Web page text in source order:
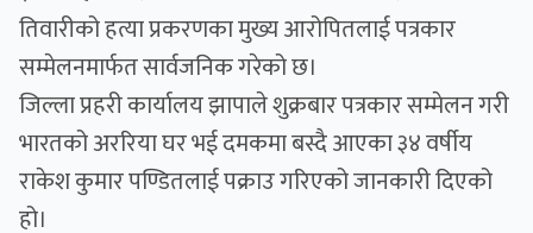
तिवारीको हत्या प्रकरणका मुख्य आरोपितलाई पत्रकार
सम्मेलनमार्फत सार्वजनिक गरेको छ।
जिल्ला प्रहरी कार्यालय झापाले शुक्रबार पत्रकार सम्मेलन गरी
भारतको अररिया घर भई दमकमा बस्दै आएका ३४ वर्षीय
राकेश कुमार पण्डितलाई पक्राउ गरिएको जानकारी दिएको
हो।